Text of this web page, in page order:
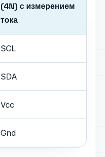
(4N) с измерением
тока
SCL
SDA
Vcc
Gnd